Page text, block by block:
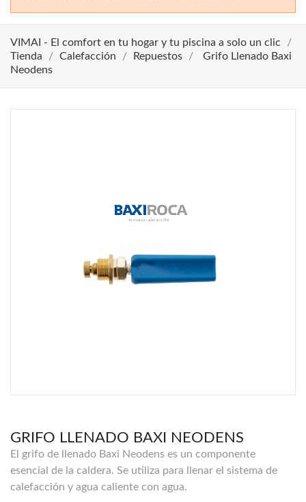
VIMAI - El comfort en tu hogar y tu piscina a solo un clic
Tienda
Calefacción Repuestos
Grifo Llenado Baxi
Neodens
GRIFO LLENADO BAXI NEODENS
El grifo de llenado Baxi Neodens es un componente
esencial de la caldera. Se utiliza para llenar el sistema de
calefacción y agua caliente con agua.